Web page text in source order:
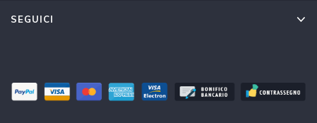
SEGUICI